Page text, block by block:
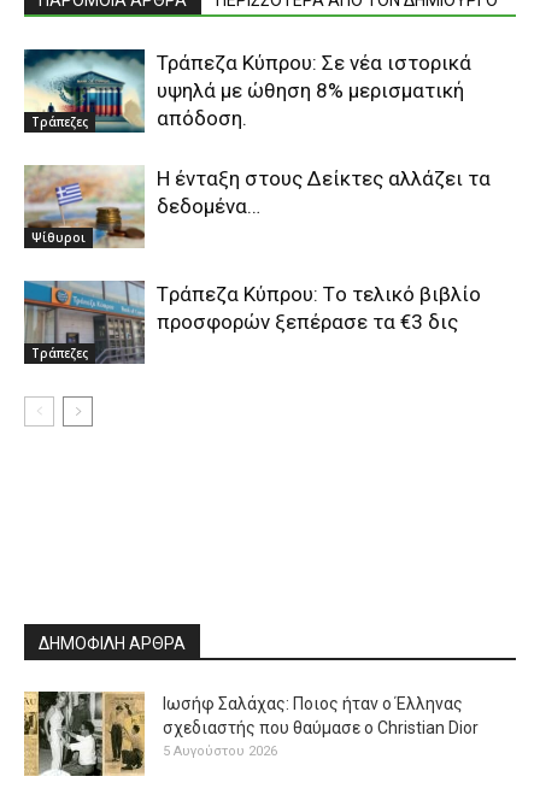
Τράπεζες
Τράπεζα Κύπρου: Σε νέα ιστορικά
υψηλά με ώθηση 8% μερισματική
απόδοση.
Ψίθυροι
Η ένταξη στους Δείκτες αλλάζει τα
δεδομένα…
Τράπεζες
Tράπεζα Κύπρου: Τo τελικό βιβλίο
προσφορών ξεπέρασε τα €3 δις
ΔΗΜΟΦΙΛΗ ΑΡΘΡΑ
Ιωσήφ Σαλάχας: Ποιος ήταν ο Έλληνας
σχεδιαστής που θαύμασε ο Christian Dior
5 Αυγούστου 2026